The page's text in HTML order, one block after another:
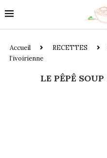
Accueil RECETTES
l’ivoirienne
LE PÊPÊ